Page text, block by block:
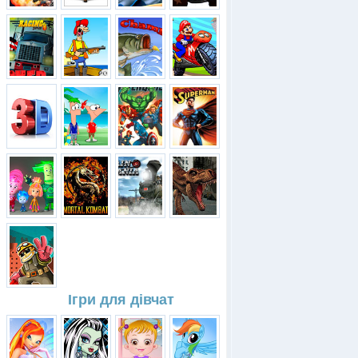
Ігри для дівчат